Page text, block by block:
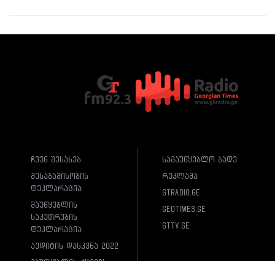
ჩვენ შესახებ
შესაბამისობის
დეკლარაცია
მაუწყებლის
საკუთრების
დეკლარაცია
აუდიტის დასკვნა 2022
სამაუწყებლო ბადე
რეკლამა
gtradio.ge
geotimes.ge
gttv.ge